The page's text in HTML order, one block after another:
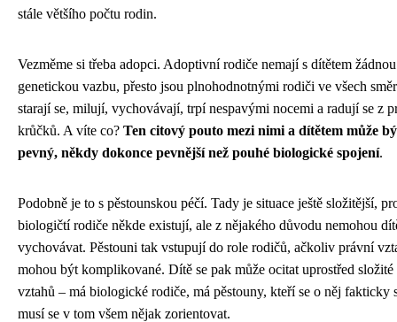
stále většího počtu rodin.
Vezměme si třeba adopci. Adoptivní rodiče nemají s dítětem žádnou
genetickou vazbu, přesto jsou plnohodnotnými rodiči ve všech
starají se, milují, vychovávají, trpí nespavými nocemi a radují se z
krůčků. A víte co? Ten citový pouto mezi nimi a dítětem může
pevný, někdy dokonce pevnější než pouhé biologické spojení.
Podobně je to s pěstounskou péčí. Tady je situace ještě složitější,
biologičtí rodiče někde existují, ale z nějakého důvodu nemohou
vychovávat. Pěstouni tak vstupují do role rodičů, ačkoliv právní
mohou být komplikované. Dítě se pak může ocitat uprostřed složité
vztahů – má biologické rodiče, má pěstouny, kteří se o něj fakticky
musí se v tom všem nějak zorientovat.